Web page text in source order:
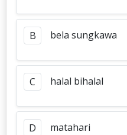
B bela sungkawa
C halal bihalal
D matahari